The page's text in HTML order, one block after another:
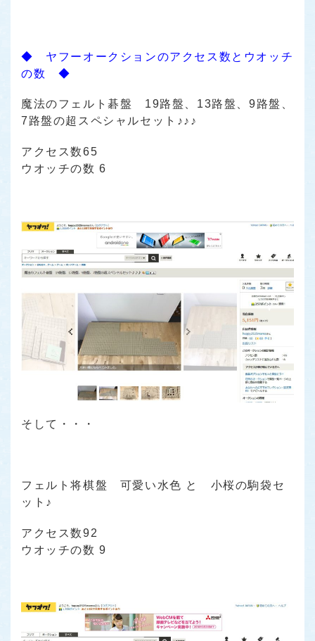
◆ ヤフーオークションのアクセス数とウオッチ
の数 ◆
魔法のフェルト碁盤 19路盤、13路盤、9路盤、
7路盤の超スペシャルセット♪♪♪
アクセス数65
ウオッチの数 6
そして・・・
フェルト将棋盤 可愛い水色 と 小桜の駒袋セ
ット♪
アクセス数92
ウオッチの数 9